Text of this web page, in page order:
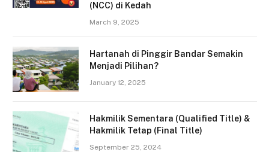
(NCC) di Kedah
March 9, 2025
Hartanah di Pinggir Bandar Semakin
Menjadi Pilihan?
January 12, 2025
Hakmilik Sementara (Qualified Title) &
Hakmilik Tetap (Final Title)
September 25, 2024